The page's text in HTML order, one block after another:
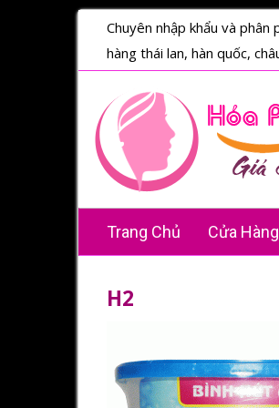
Chuyên nhập khẩu và
hàng thái lan, hàn quốc,
Trang Chủ Cửa Hàng
H2